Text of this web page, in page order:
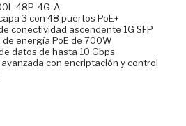
48P-4G-A
3 con 48 puertos PoE+
conectividad ascendente 1G SFP
de energía PoE de 700W
datos de hasta 10 Gbps
con encriptación y control